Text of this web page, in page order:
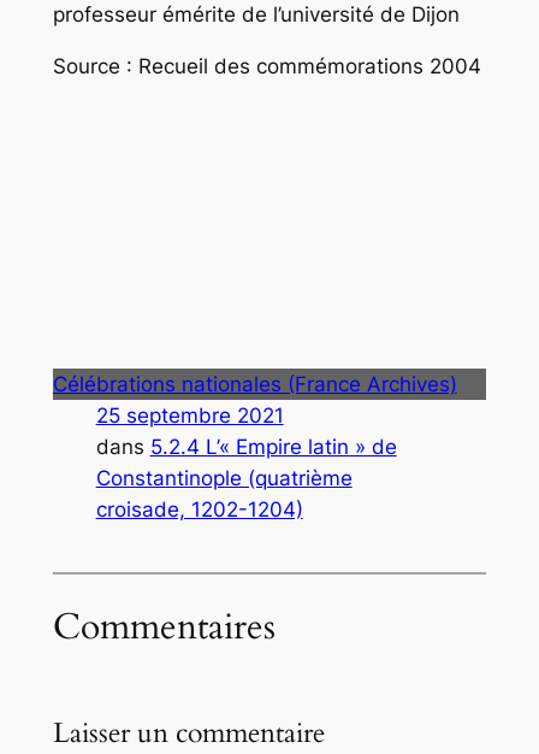
professeur émérite de l’université de Dijon
Source : Recueil des commémorations 2004
Célébrations nationales (France Archives)
25 septembre 2021
dans 5.2.4 L’« Empire latin » de
Constantinople (quatrième
croisade, 1202-1204)
Commentaires
Laisser un commentaire